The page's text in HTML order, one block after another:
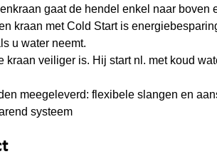
gaat de hendel enkel naar boven
kraan met Cold Start is
u water neemt.
kraan veiliger is. Hij start nl. met koud
meegeleverd: flexibele slangen en
systeem